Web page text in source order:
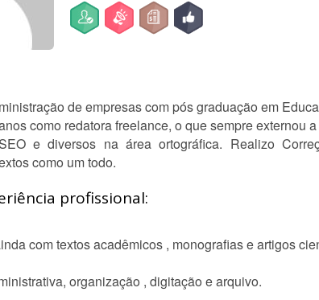
de empresas com pós graduação em
como redatora freelance, o que sempre externou
e diversos na área ortográfica. Realizo
como um todo.
profissional:
com textos acadêmicos , monografias e artigos
organização , digitação e arquivo.